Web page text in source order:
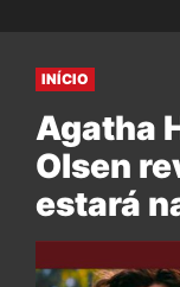
INÍCIO
Agatha
Olsen
estará